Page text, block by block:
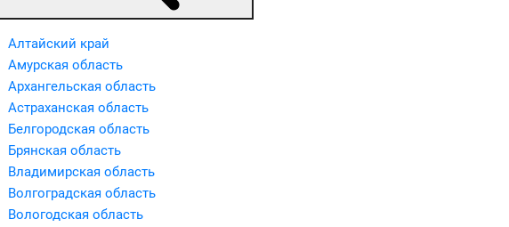
Алтайский край
Амурская область
Архангельская область
Астраханская область
Белгородская область
Брянская область
Владимирская область
Волгоградская область
Вологодская область